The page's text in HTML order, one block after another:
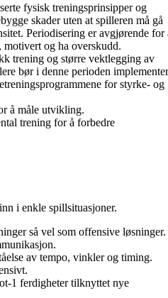
fysisk treningsprinsipper og
skader uten at spilleren må gå
Periodisering er avgjørende for
motivert og ha overskudd.
trening og større vektlegging av
bør i denne perioden
for styrke- og
å måle utvikling.
trening for å forbedre
i enkle spillsituasjoner.
så vel som offensive løsninger.
av tempo, vinkler og timing.
1 ferdigheter tilknyttet nye